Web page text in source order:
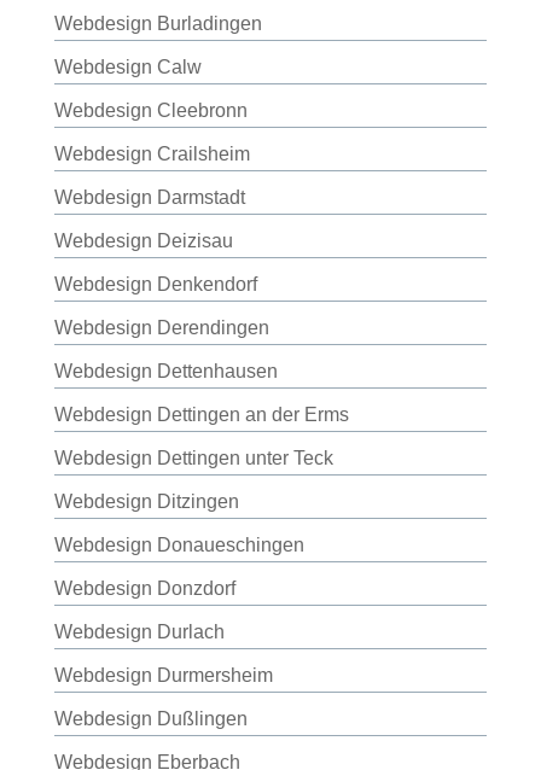
Webdesign Burladingen
Webdesign Calw
Webdesign Cleebronn
Webdesign Crailsheim
Webdesign Darmstadt
Webdesign Deizisau
Webdesign Denkendorf
Webdesign Derendingen
Webdesign Dettenhausen
Webdesign Dettingen an der Erms
Webdesign Dettingen unter Teck
Webdesign Ditzingen
Webdesign Donaueschingen
Webdesign Donzdorf
Webdesign Durlach
Webdesign Durmersheim
Webdesign Dußlingen
Webdesign Eberbach